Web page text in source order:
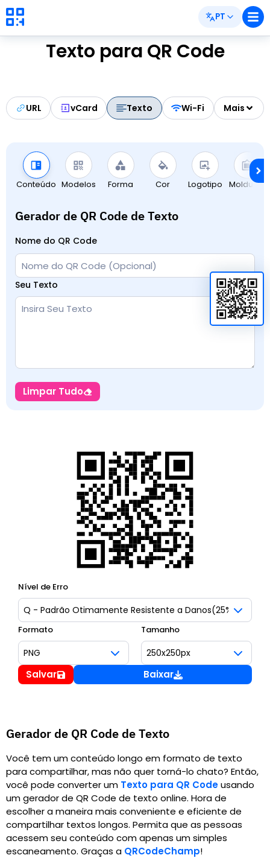
PT
Texto para QR Code
URL vCard Texto Wi-Fi Mais
Conteúdo Modelos Forma Cor Logotipo Molduras
Gerador de QR Code de Texto
Nome do QR Code
Seu Texto
Limpar Tudo
Nível de Erro
Formato Tamanho
Salvar Baixar
Gerador de QR Code de Texto
Você tem um conteúdo longo em formato de texto
para compartilhar, mas não quer torná-lo chato? Então,
você pode converter um Texto para QR Codeusando
um gerador de QR Code de texto online. Hora de
escolher a maneira mais conveniente e eficiente de
compartilhar textos longos. Permita que as pessoas
acessem seu conteúdo com apenas um simples
escaneamento. Graças a QRCodeChamp!